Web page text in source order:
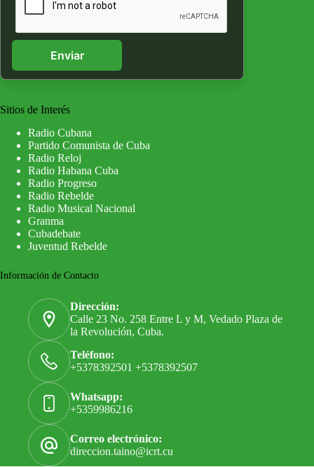
Enviar
Sitios de Interés
Radio Cubana
Partido Comunista de Cuba
Radio Reloj
Radio Habana Cuba
Radio Progreso
Radio Rebelde
Radio Musical Nacional
Granma
Cubadebate
Juventud Rebelde
Información de Contacto
Dirección:
Calle 23 No. 258 Entre L y M, Vedado Plaza de
la Revolución, Cuba.
Teléfono:
+5378392501 +5378392507
Whatsapp:
+5359986216
Correo electrónico:
direccion.taino@icrt.cu